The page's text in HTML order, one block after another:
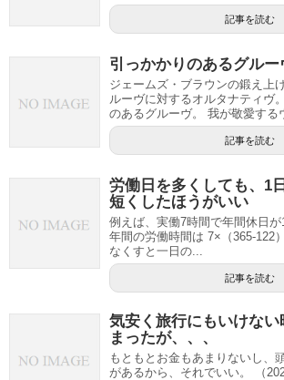
記事を読む
引っかかりのあるグル
ジェームズ・ブラウンの鍛え上
ルーヴに対するオルタナティヴ
のあるグルーヴ。 我が敬愛する
記事を読む
労働日を多くしても、1
短くしたほうがいい
例えば、実働7時間で年間休日が
年間の労働時間は 7×（365-122
なくすと一日の...
記事を読む
気安く旅行にもいけない
まったが、、、
もともとお金もあまりないし、
があるから、それでいい。 （